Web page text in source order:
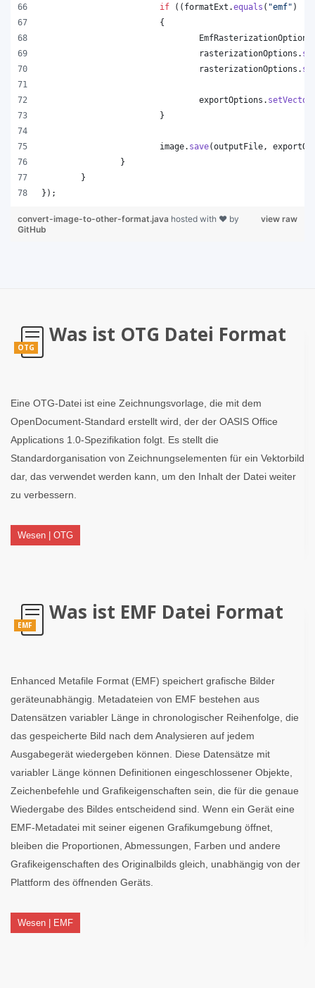
if (( formatExt .equals ( "emf" )
			{
EmfRasterizationOptions
rasterizationOptions .
rasterizationOptions .
exportOptions .
			}
image. save(outputFile ,
		}
	}
});
view raw
convert-image-to-other-format.java hosted with ❤ by
GitHub
OTG
Was ist OTG Datei Format
Eine OTG-Datei ist eine Zeichnungsvorlage, die mit dem
OpenDocument-Standard erstellt wird, der der OASIS Office
Applications 1.0-Spezifikation folgt. Es stellt die
Standardorganisation von Zeichnungselementen für ein Vektorbild
dar, das verwendet werden kann, um den Inhalt der Datei weiter
zu verbessern.
Wesen | OTG
EMF
Was ist EMF Datei Format
Enhanced Metafile Format (EMF) speichert grafische Bilder
geräteunabhängig. Metadateien von EMF bestehen aus
Datensätzen variabler Länge in chronologischer Reihenfolge, die
das gespeicherte Bild nach dem Analysieren auf jedem
Ausgabegerät wiedergeben können. Diese Datensätze mit
variabler Länge können Definitionen eingeschlossener Objekte,
Zeichenbefehle und Grafikeigenschaften sein, die für die genaue
Wiedergabe des Bildes entscheidend sind. Wenn ein Gerät eine
EMF-Metadatei mit seiner eigenen Grafikumgebung öffnet,
bleiben die Proportionen, Abmessungen, Farben und andere
Grafikeigenschaften des Originalbilds gleich, unabhängig von der
Plattform des öffnenden Geräts.
Wesen | EMF